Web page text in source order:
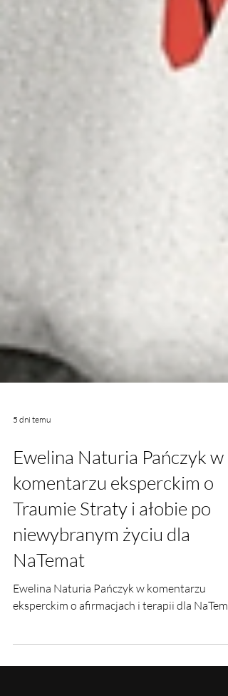
Ewelina Naturia Pańczyk w
komentarzu eksperckim o
Traumie Straty i ałobie po
niewybranym życiu dla
NaTemat
Ewelina Naturia Pańczyk w komentarzu